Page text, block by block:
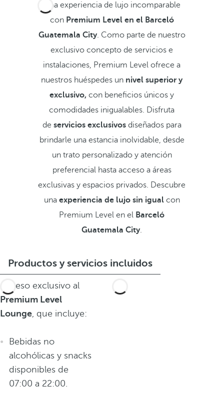
Una experiencia de lujo incomparable
conPremium Level en el Barceló
Guatemala City. Como parte de nuestro
exclusivo concepto de servicios e
instalaciones, Premium Level ofrece a
nuestros huéspedes un nivel superior y
exclusivo, con beneficios únicos y
comodidades inigualables. Disfruta
de servicios exclusivosdiseñados para
brindarle una estancia inolvidable, desde
un trato personalizado y atención
preferencial hasta acceso a áreas
exclusivas y espacios privados. Descubre
una experiencia de lujo sin igualcon
Premium Level en el Barceló
Guatemala City.
Productos y servicios incluidos
Acceso exclusivo al
Premium Level
Lounge, que incluye:
Bebidas no
alcohólicas y snacks
disponibles de
07:00 a 22:00.